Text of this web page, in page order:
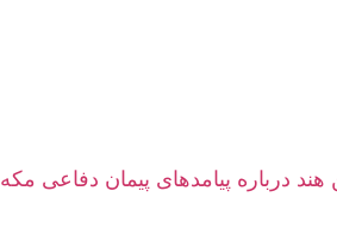
درباره پیامدهای پیمان دفاعی مکه